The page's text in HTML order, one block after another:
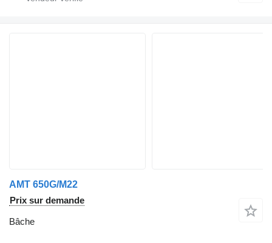
AMT 650G/M22
Prix sur demande
Bâche